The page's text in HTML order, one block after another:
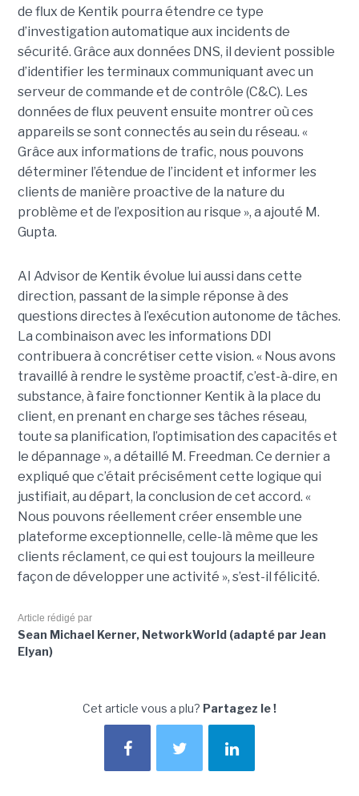
de flux de Kentik pourra étendre ce type
d’investigation automatique aux incidents de
sécurité. Grâce aux données DNS, il devient possible
d’identifier les terminaux communiquant avec un
serveur de commande et de contrôle (C&C). Les
données de flux peuvent ensuite montrer où ces
appareils se sont connectés au sein du réseau. «
Grâce aux informations de trafic, nous pouvons
déterminer l’étendue de l’incident et informer les
clients de manière proactive de la nature du
problème et de l’exposition au risque », a ajouté M.
Gupta.
AI Advisor de Kentik évolue lui aussi dans cette
direction, passant de la simple réponse à des
questions directes à l’exécution autonome de tâches.
La combinaison avec les informations DDI
contribuera à concrétiser cette vision. « Nous avons
travaillé à rendre le système proactif, c’est-à-dire, en
substance, à faire fonctionner Kentik à la place du
client, en prenant en charge ses tâches réseau,
toute sa planification, l’optimisation des capacités et
le dépannage », a détaillé M. Freedman. Ce dernier a
expliqué que c’était précisément cette logique qui
justifiait, au départ, la conclusion de cet accord. «
Nous pouvons réellement créer ensemble une
plateforme exceptionnelle, celle-là même que les
clients réclament, ce qui est toujours la meilleure
façon de développer une activité », s’est-il félicité.
Article rédigé par
Sean Michael Kerner, NetworkWorld (adapté par Jean
Elyan)
Cet article vous a plu? Partagez le !